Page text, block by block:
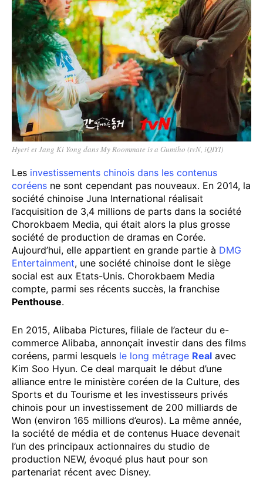
Hyeri et Jang Ki Yong dans My Roommate is a Gumiho (tvN, iQIYI)
Les investissements chinois dans les contenus
coréens ne sont cependant pas nouveaux. En 2014, la
société chinoise Juna International réalisait
l’acquisition de 3,4 millions de parts dans la société
Chorokbaem Media, qui était alors la plus grosse
société de production de dramas en Corée.
Aujourd’hui, elle appartient en grande partie à DMG
Entertainment, une société chinoise dont le siège
social est aux Etats-Unis. Chorokbaem Media
compte, parmi ses récents succès, la franchise
Penthouse.
En 2015, Alibaba Pictures, filiale de l’acteur du e-
commerce Alibaba, annonçait investir dans des films
coréens, parmi lesquels le long métrage Real avec
Kim Soo Hyun. Ce deal marquait le début d’une
alliance entre le ministère coréen de la Culture, des
Sports et du Tourisme et les investisseurs privés
chinois pour un investissement de 200 milliards de
Won (environ 165 millions d’euros). La même année,
la société de média et de contenus Huace devenait
l’un des principaux actionnaires du studio de
production NEW, évoqué plus haut pour son
partenariat récent avec Disney.